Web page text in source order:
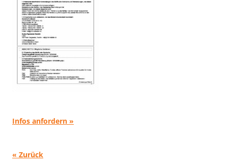
Infos anfordern »
« Zurück